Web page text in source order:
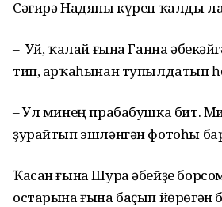
Сәғирә Надяны күреп ҡалды
– Уй, ҡалай ғына Ганна
тип, арҡаһынан тупылдатып
– Ул минең прабабушка бит.
ҙурайтып эшләнгән фотоһы
Ҡасан ғына Шура әбейҙе
остарына ғына баҫып йөрөгән